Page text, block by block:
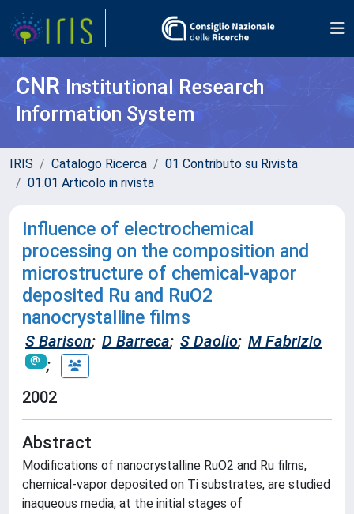
CNR Institutional Research
Information System
IRIS Catalogo Ricerca
01 Contributo su Rivista
01.01 Articolo in rivista
Influence of electrochemical
processing on the composition and
microstructure of chemical-vapor
deposited Ru and RuO2
nanocrystalline films
S Barison; D Barreca; S Daolio; M Fabrizio
;
2002
Abstract
Modifications of nanocrystalline RuO2 and Ru films,
chemical-vapor deposited on Ti substrates, are studied
inaqueous media, at the initial stages of